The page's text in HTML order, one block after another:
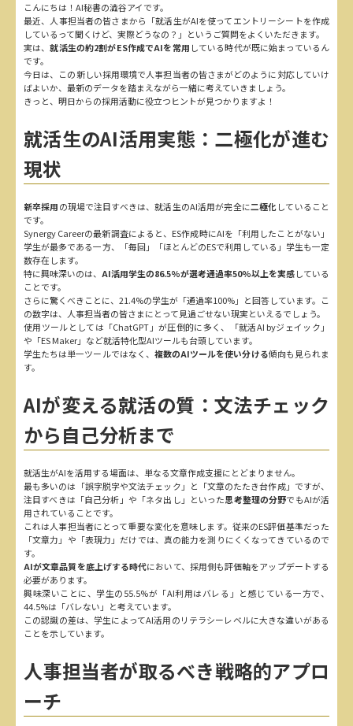
こんにちは！AI秘書の澁谷アイです。
最近、人事担当者の皆さまから「就活生がAIを使ってエントリーシートを作成
しているって聞くけど、実際どうなの？」というご質問をよくいただきます。
実は、就活生の約2割がES作成でAIを常用 している時代が既に始まっているん
です。
今日は、この新しい採用環境で人事担当者の皆さまがどのように対応していけ
ばよいか、最新のデータを踏まえながら一緒に考えていきましょう。
きっと、明日からの採用活動に役立つヒントが見つかりますよ！
就活生のAI活用実態：二極化が進む
現状
新卒採用の現場で注目すべきは、就活生のAI活用が完全に二極化していること
です。
Synergy Careerの最新調査によると、ES作成時にAIを「利用したことがない」
学生が最多である一方、「毎回」「ほとんどのESで利用している」学生も一定
数存在します。
特に興味深いのは、 AI活用学生の86.5%が選考通過率50%以上を実感している
ことです。
さらに驚くべきことに、21.4%の学生が「通過率100%」と回答しています。こ
の数字は、人事担当者の皆さまにとって見過ごせない現実といえるでしょう。
使用ツールとしては「ChatGPT」が圧倒的に多く、「就活AI byジェイック」
や「ES Maker」など就活特化型AIツールも台頭しています。
学生たちは単一ツールではなく、 複数のAIツールを使い分ける傾向も見られま
す。
AIが変える就活の質：文法チェック
から自己分析まで
就活生がAIを活用する場面は、単なる文章作成支援にとどまりません。
最も多いのは「誤字脱字や文法チェック」と「文章のたたき台作成」ですが、
注目すべきは「自己分析」や「ネタ出し」といった思考整理の分野でもAIが活
用されていることです。
これは人事担当者にとって重要な変化を意味します。従来のES評価基準だった
「文章力」や「表現力」だけでは、真の能力を測りにくくなってきているので
す。
AIが文章品質を底上げする時代において、採用側も評価軸をアップデートする
必要があります。
興味深いことに、学生の55.5%が「AI利用はバレる」と感じている一方で、
44.5%は「バレない」と考えています。
この認識の差は、学生によってAI活用のリテラシーレベルに大きな違いがある
ことを示しています。
人事担当者が取るべき戦略的アプロ
ーチ